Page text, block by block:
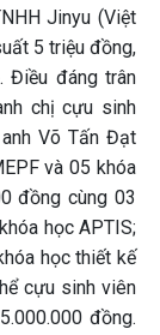
Jinyu (Việt
5 triệu đồng,
Điều đáng trân
chị cựu sinh
Võ Tấn Đạt
và 05 khóa
đồng cùng 03
học APTIS;
học thiết kế
cựu sinh viên
đồng.